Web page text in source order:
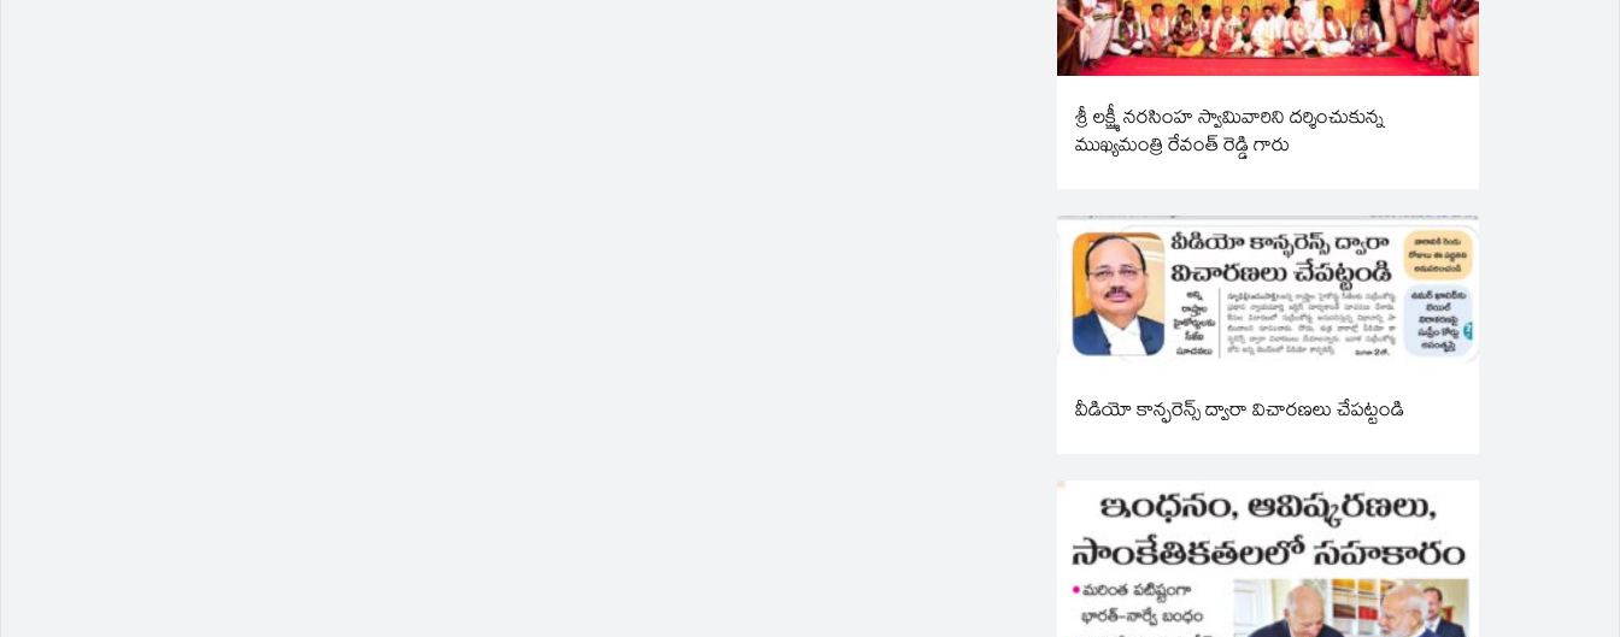
శ్రీ లక్ష్మీ నరసింహ స్వామివారిని దర్శించుకున్న
ముఖ్యమంత్రి రేవంత్ రెడ్డి గారు
వీడియో కాన్ఫరెన్స్ ద్వారా విచారణలు చేపట్టండి